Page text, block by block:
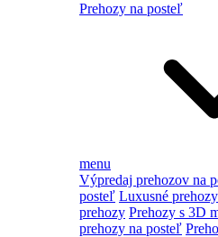
Prehozy na posteľ
menu
Výpredaj prehozov na
posteľ Luxusné
prehozy Prehozy s 3D
prehozy na posteľ